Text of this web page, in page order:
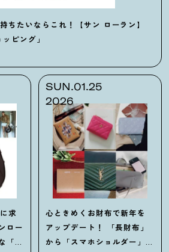
ちたいならこれ ！
【サン ローラン】
ピング」
求
ロー
「モ
SUN.01.25
2026
心ときめくお財布で新年を
アップデート ！
「長財布」
から「スマホショルダー」ま